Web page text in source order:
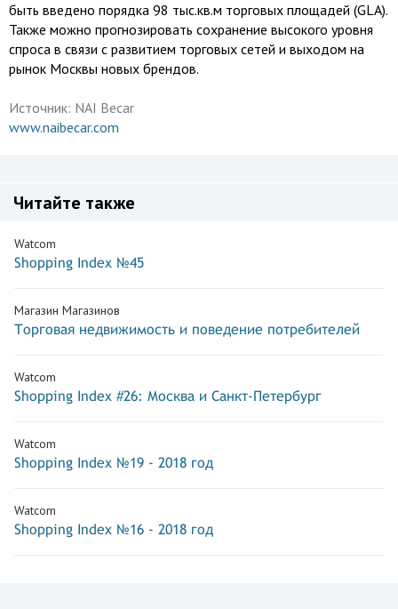
быть введено порядка 98 тыс.кв.м торговых площадей (GLA).
Также можно прогнозировать сохранение высокого уровня
спроса в связи с развитием торговых сетей и выходом на
рынок Москвы новых брендов.
Источник: NAI Becar
www.naibecar.com
Читайте также
Watcom
Shopping Index №45
Магазин Магазинов
Торговая недвижимость и поведение потребителей
Watcom
Shopping Index #26: Москва и Санкт-Петербург
Watcom
Shopping Index №19 - 2018 год
Watcom
Shopping Index №16 - 2018 год